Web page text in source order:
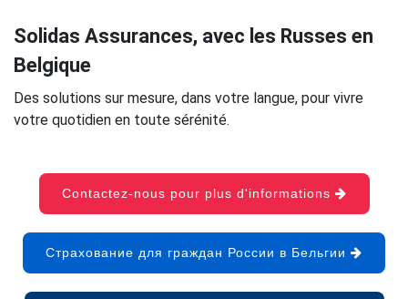
Solidas Assurances, avec les Russes en
Belgique
Des solutions sur mesure, dans votre langue, pour vivre
votre quotidien en toute sérénité.
Contactez-nous pour plus d'informations
Страхование для граждан России в Бельгии